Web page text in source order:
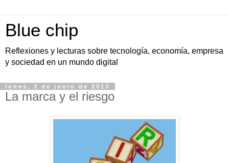
Blue chip
Reflexiones y lecturas sobre tecnología, economía, empresa
y sociedad en un mundo digital
lunes, 3 de junio de 2013
La marca y el riesgo